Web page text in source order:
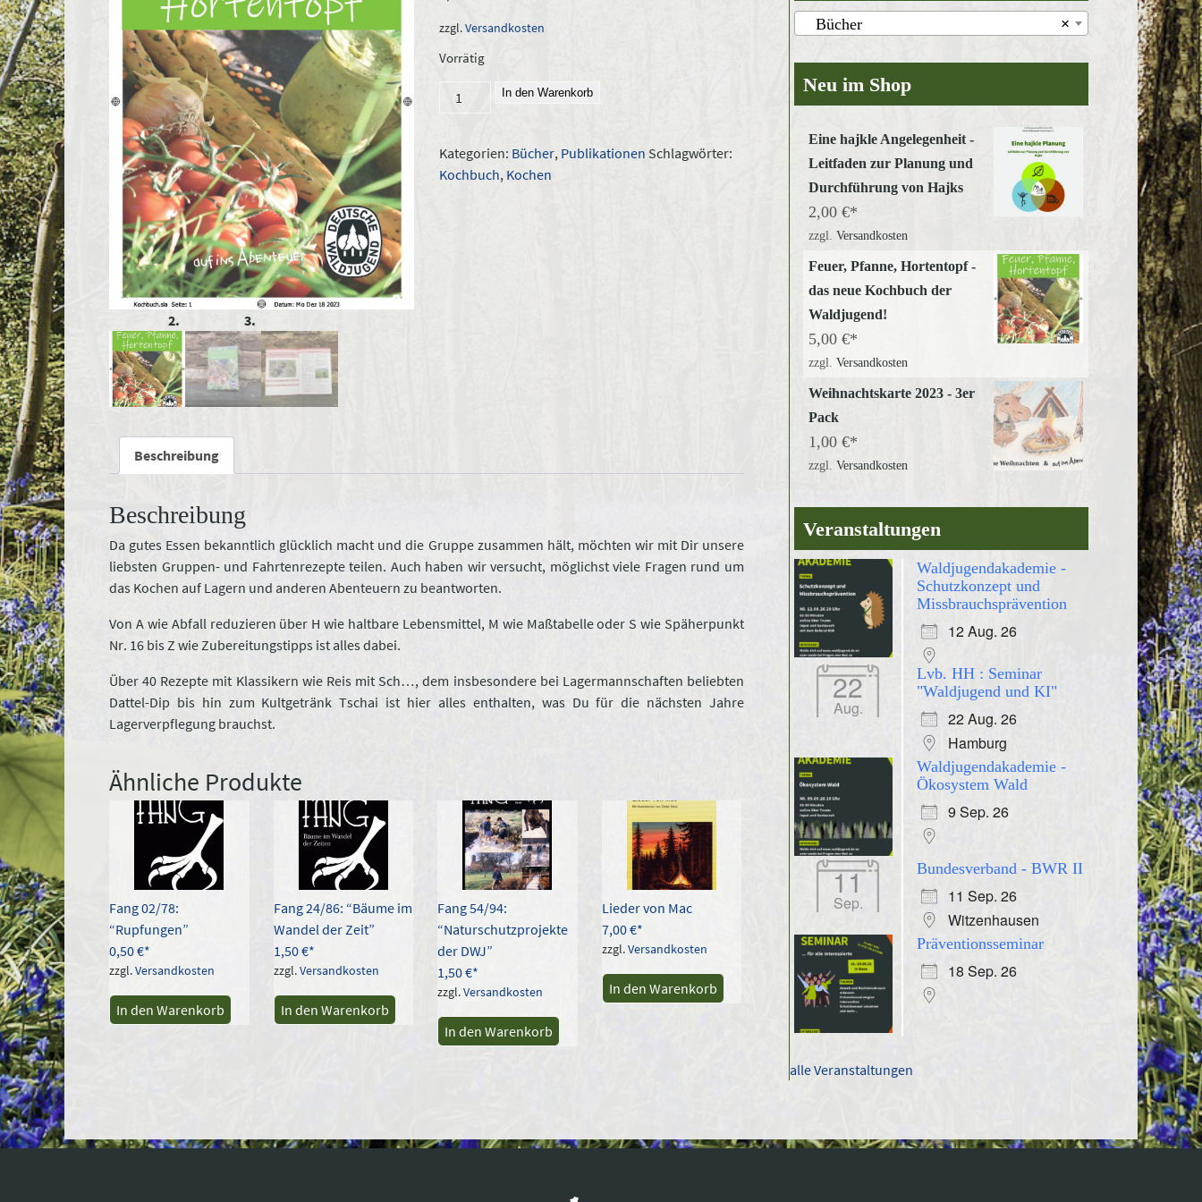
zzgl.Versandkosten
Vorrätig
Feuer,
-
das
In den Warenkorb
Kategorien: Bücher, Publikationen Schlagwörter:
Kochbuch, Kochen
Beschreibung
Beschreibung
Da gutes Essen bekanntlich glücklich macht und die Gruppe zusammen hält, möchten wir mit Dir unsere
liebsten Gruppen- und Fahrtenrezepte teilen. Auch haben wir versucht, möglichst viele Fragen rund um
das Kochen auf Lagern und anderen Abenteuern zu beantworten.
Von A wie Abfall reduzieren über H wie haltbare Lebensmittel, M wie Maßtabelle oder S wie Späherpunkt
Nr. 16 bis Z wie Zubereitungstipps ist alles dabei.
Über 40 Rezepte mit Klassikern wie Reis mit Sch…, dem insbesondere bei Lagermannschaften beliebten
Dattel-Dip bis hin zum Kultgetränk Tschai ist hier alles enthalten, was Du für die nächsten Jahre
Lagerverpflegung brauchst.
Ähnliche Produkte
Fang 02/78:
“Rupfungen”
0,50€
zzgl.Versandkosten
In den Warenkorb
Fang 24/86: “Bäume im
Wandel der Zeit”
1,50€
zzgl.Versandkosten
In den Warenkorb
Fang 54/94:
“Naturschutzprojekte
der DWJ”
1,50€
zzgl.Versandkosten
In den Warenkorb
Lieder von Mac
7,00€
zzgl.Versandkosten
In den Warenkorb
×
Bücher
Neu im Shop
Eine hajkle Angelegenheit -
Leitfaden zur Planung und
Durchführung von Hajks
2,00 €
zzgl. Versandkosten
Feuer, Pfanne, Hortentopf -
das neue Kochbuch der
Waldjugend!
5,00 €
zzgl. Versandkosten
Weihnachtskarte 2023 - 3er
Pack
1,00 €
zzgl. Versandkosten
Veranstaltungen
Waldjugendakademie -
Schutzkonzept und
Missbrauchsprävention
12 Aug. 26
22
Aug.
Lvb. HH : Seminar
"Waldjugend und KI"
22 Aug. 26
Hamburg
Waldjugendakademie -
Ökosystem Wald
9 Sep. 26
11
Sep.
Bundesverband - BWR II
11 Sep. 26
Witzenhausen
Präventionsseminar
18 Sep. 26
alle Veranstaltungen